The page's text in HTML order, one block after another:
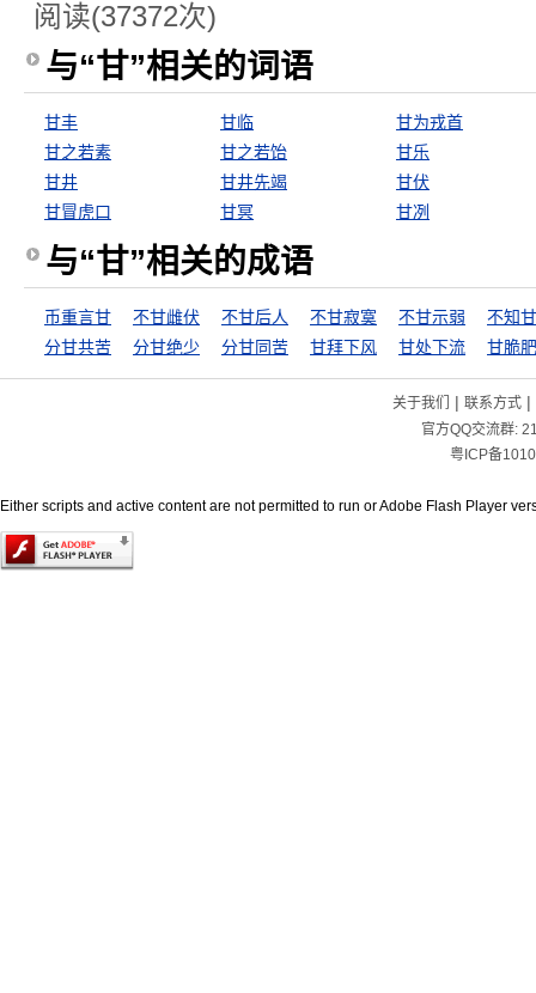
阅读(37372次)
与“甘”相关的词语
甘丰 甘临
甘为戎首
甘之若素
甘之若饴
甘乐
甘井
甘井先竭
甘伏
甘冒虎口
甘冥 甘冽
与“甘”相关的成语
币重言甘 不甘雌伏 不甘后人 不甘寂寞 不甘示弱
不知
分甘共苦
分甘绝少 分甘同苦 甘拜下风 甘处下流 甘脆
关于我们 | 联系方式|
官方QQ交流群:
粤ICP备
Either scripts and active content are not permitted to run or Adobe Flash Player